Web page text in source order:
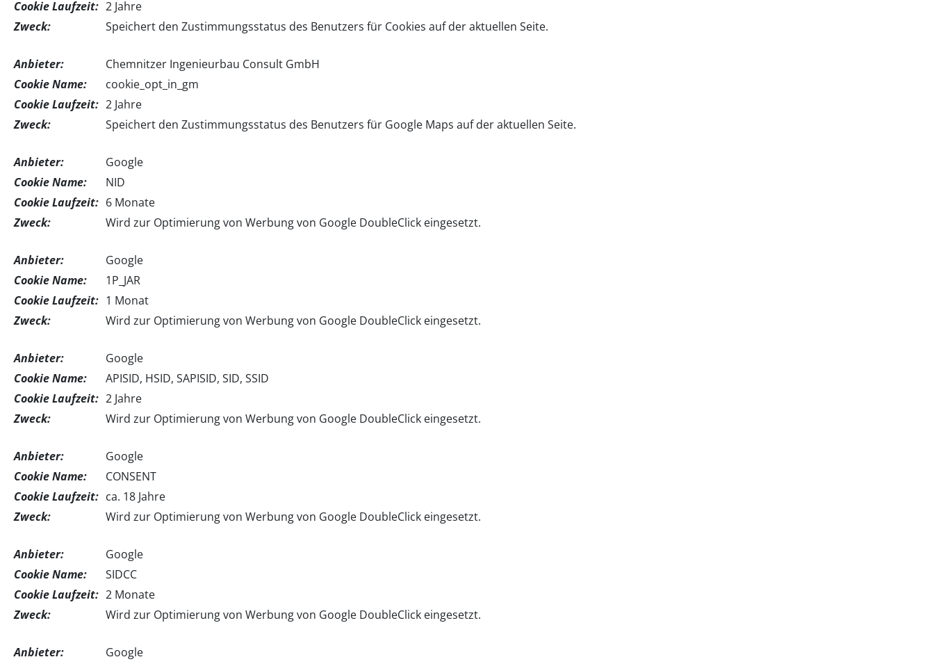
Cookie Laufzeit: 2 Jahre
Zweck:
Speichert den Zustimmungsstatus des Benutzers für Cookies auf der aktuellen Seite.
Anbieter:
Chemnitzer Ingenieurbau Consult GmbH
Cookie Name:
cookie_opt_in_gm
Cookie Laufzeit: 2 Jahre
Zweck:
Speichert den Zustimmungsstatus des Benutzers für Google Maps auf der aktuellen Seite.
Anbieter:
Google
Cookie Name:
NID
Cookie Laufzeit: 6 Monate
Zweck:
Wird zur Optimierung von Werbung von Google DoubleClick eingesetzt.
Anbieter:
Google
Cookie Name:
1P_JAR
Cookie Laufzeit: 1 Monat
Zweck:
Wird zur Optimierung von Werbung von Google DoubleClick eingesetzt.
Anbieter:
Google
Cookie Name:
APISID, HSID, SAPISID, SID, SSID
Cookie Laufzeit: 2 Jahre
Zweck:
Wird zur Optimierung von Werbung von Google DoubleClick eingesetzt.
Anbieter:
Google
Cookie Name:
CONSENT
Cookie Laufzeit: ca. 18 Jahre
Zweck:
Wird zur Optimierung von Werbung von Google DoubleClick eingesetzt.
Anbieter:
Google
Cookie Name:
SIDCC
Cookie Laufzeit: 2 Monate
Zweck:
Wird zur Optimierung von Werbung von Google DoubleClick eingesetzt.
Anbieter:
Google